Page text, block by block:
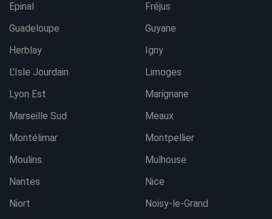
Epinal
Fréjus
Guadeloupe
Guyane
Herblay
Igny
L'Isle Jourdain
Limoges
Lyon Est
Marignane
Marseille Sud
Meaux
Montélimar
Montpellier
Moulins
Mulhouse
Nantes
Nice
Niort
Noisy-le-Grand